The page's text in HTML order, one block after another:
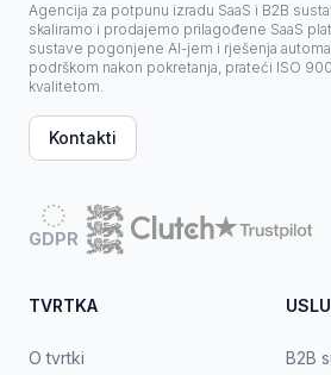
Agencija za potpunu izradu SaaS i B2B
skaliramo i prodajemo prilagođene SaaS
sustave pogonjene AI-jem i rješenja
podrškom nakon pokretanja, prateći ISO
kvalitetom.
Kontakti
GDPR
TVRTKA
O tvrtki
B2B